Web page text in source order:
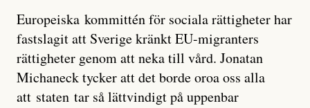
Det verkar vara en underdrift, menar nu Zeke
Hausfather.
”Det ser ut som att årets El Niño inte bara med stor
Europeiska kommittén för sociala rättigheter har
fastslagit att Sverige kränkt EU-migranters
rättigheter genom att neka till vård. Jonatan
Michaneck tycker att det borde oroa oss alla
att staten tar så lättvindigt på uppenbar